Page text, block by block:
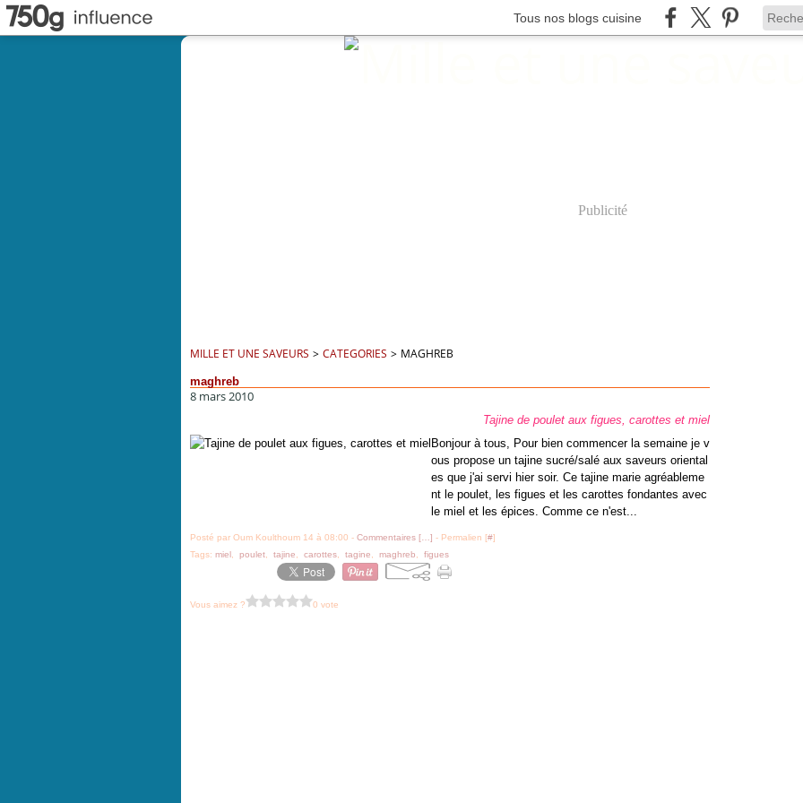
Tous nos blogs cuisine
Publicité
MILLE ET UNE SAVEURS > CATEGORIES > MAGHREB
maghreb
8 mars 2010
Tajine de poulet aux figues, carottes et miel
Bonjour à tous, Pour bien commencer la semaine je v
ous propose un tajine sucré/salé aux saveurs oriental
es que j'ai servi hier soir. Ce tajine marie agréableme
nt le poulet, les figues et les carottes fondantes avec
le miel et les épices. Comme ce n'est...
Posté par Oum Koulthoum 14 à 08:00 - Commentaires [ ] - Permalien [#]
Tags: miel poulet tajine carottes tagine maghreb figues
Vous aimez ? 0 vote